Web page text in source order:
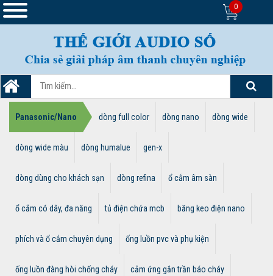
0
Panasonic/Nano dòng full color dòng nano dòng wide
dòng wide màu dòng humalue gen-x
dòng dùng cho khách sạn dòng refina ổ cắm âm sàn
ổ cắm có dây, đa năng tủ điện chứa mcb băng keo điện nano
phích và ổ cắm chuyên dụng ống luồn pvc và phụ kiện
ống luồn đàng hòi chống cháy cảm ứng gắn trần báo cháy